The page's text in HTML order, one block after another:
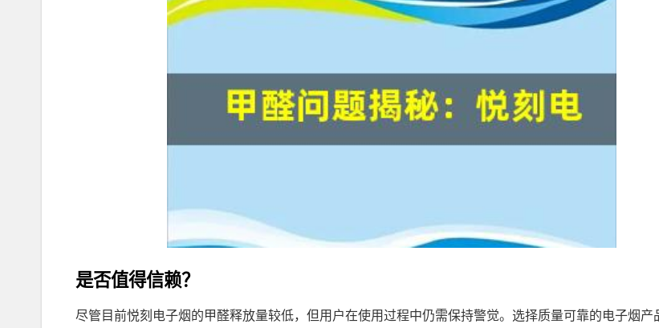
是否值得信赖？
尽管目前悦刻电子烟的甲醛释放量较低，但用户在使用过程中仍需保持警觉。选择质量可靠的电子烟产